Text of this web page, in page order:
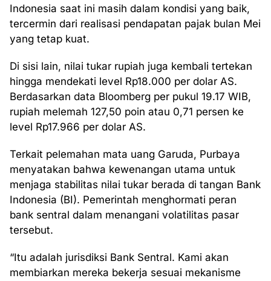
Indonesia saat ini masih dalam kondisi yang baik,
tercermin dari realisasi pendapatan pajak bulan Mei
yang tetap kuat.
Di sisi lain, nilai tukar rupiah juga kembali tertekan
hingga mendekati level Rp18.000 per dolar AS.
Berdasarkan data Bloomberg per pukul 19.17 WIB,
rupiah melemah 127,50 poin atau 0,71 persen ke
level Rp17.966 per dolar AS.
Terkait pelemahan mata uang Garuda, Purbaya
menyatakan bahwa kewenangan utama untuk
menjaga stabilitas nilai tukar berada di tangan Bank
Indonesia (BI). Pemerintah menghormati peran
bank sentral dalam menangani volatilitas pasar
tersebut.
“Itu adalah jurisdiksi Bank Sentral. Kami akan
membiarkan mereka bekerja sesuai mekanisme